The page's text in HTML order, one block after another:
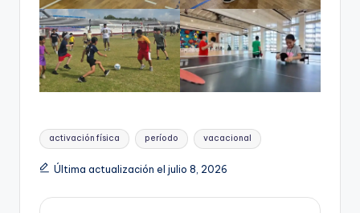
Etiquetas:
activación física período vacacional
Última actualización el julio 8, 2026